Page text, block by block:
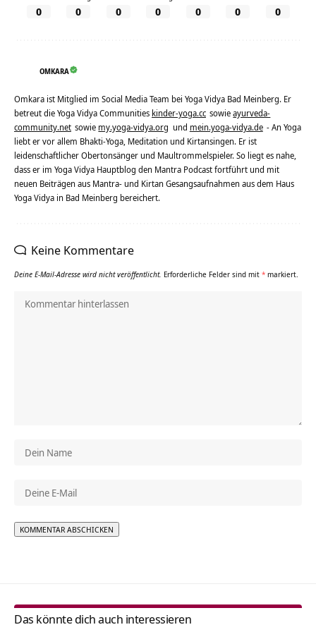
0 0 0 0 0 0 0
OMKARA
Omkara ist Mitglied im Social Media Team bei Yoga Vidya Bad Meinberg. Er
betreut die Yoga Vidya Communities kinder-yoga.cc sowieayurveda-
community.net sowie my.yoga-vidya.org und mein.yoga-vidya.de - An Yoga
liebt er vor allem Bhakti-Yoga, Meditation und Kirtansingen. Er ist
leidenschaftlicher Obertonsänger und Maultrommelspieler. So liegt es nahe,
dass er im Yoga Vidya Hauptblog den Mantra Podcast fortführt und mit
neuen Beiträgen aus Mantra- und Kirtan Gesangsaufnahmen aus dem Haus
Yoga Vidya in Bad Meinberg bereichert.
Keine Kommentare
Deine E-Mail-Adresse wird nicht veröffentlicht. Erforderliche Felder sind mit * markiert.
Das könnte dich auch interessieren